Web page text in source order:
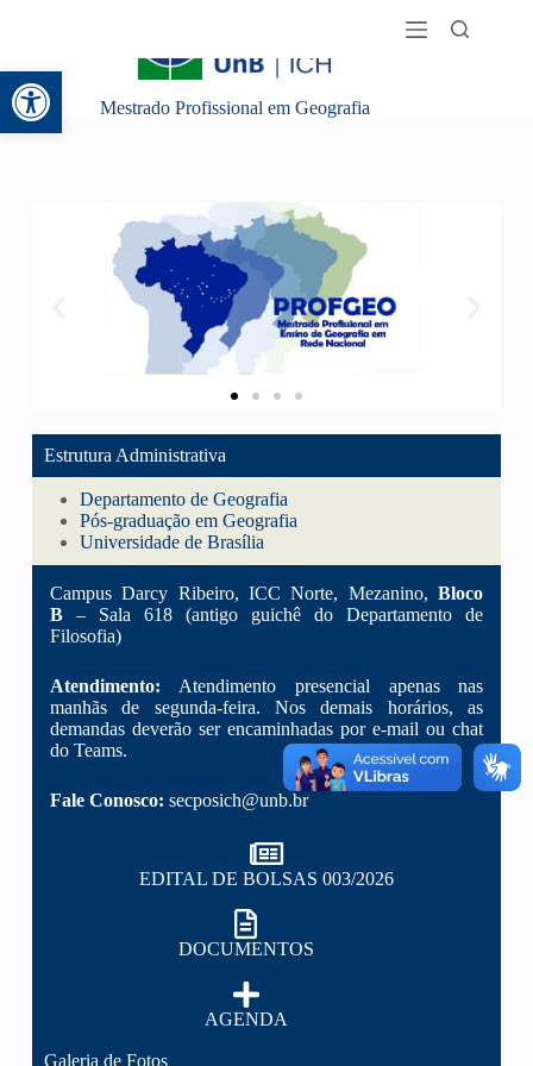
Abrir a barra de ferramentas
Mestrado Profissional em Geografia
Estrutura Administrativa
Departamento de Geografia
Pós-graduação em Geografia
Universidade de Brasília
Campus Darcy Ribeiro, ICC Norte, Mezanino,Bloco
B– Sala 618 (antigo guichê do Departamento de
Filosofia)
Atendimento: Atendimento presencial apenas nas
manhãs de segunda-feira. Nos demais horários, as
demandas deverão ser encaminhadas por e-mail ou chat
do Teams.
Fale Conosco: secposich@unb.br
EDITAL DE BOLSAS 003/2026
DOCUMENTOS
AGENDA
Galeria de Fotos